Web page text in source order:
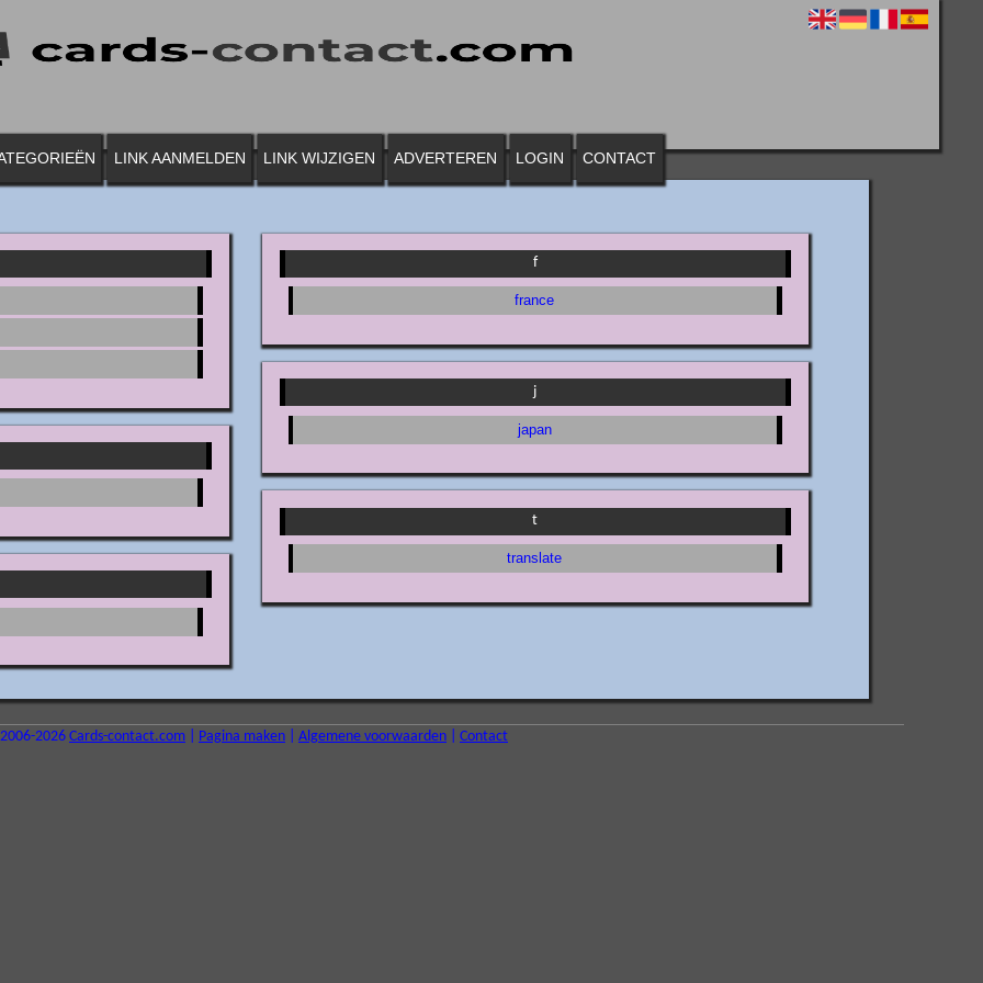
LINK AANMELDEN LINK WIJZIGEN ADVERTEREN LOGIN CONTACT
f
france
j
japan
t
translate
2026 Cards-contact.com| Pagina maken| Algemene voorwaarden| Contact